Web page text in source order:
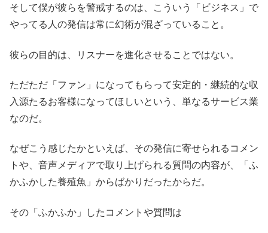
そして僕が彼らを警戒するのは、こういう「ビジネス」で
やってる人の発信は常に幻術が混ざっていること。
彼らの目的は、リスナーを進化させることではない。
ただただ「ファン」になってもらって安定的・継続的な収
入源たるお客様になってほしいという、単なるサービス業
なのだ。
なぜこう感じたかといえば、その発信に寄せられるコメン
トや、音声メディアで取り上げられる質問の内容が、「ふ
かふかした養殖魚」からばかりだったからだ。
その「ふかふか」したコメントや質問は